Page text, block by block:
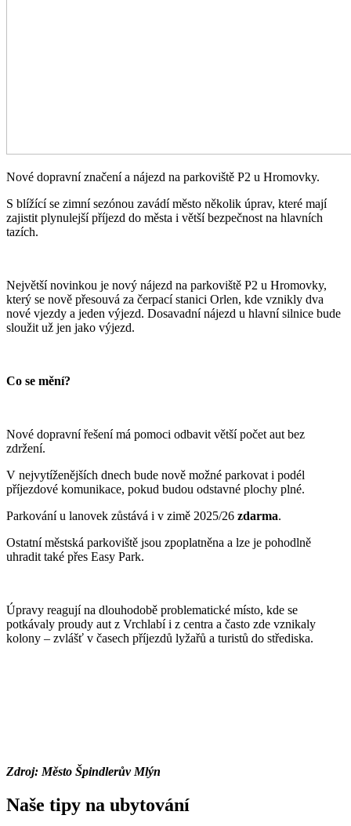
Nové dopravní značení a nájezd na parkoviště P2 u Hromovky.
S blížící se zimní sezónou zavádí město několik úprav, které mají
zajistit plynulejší příjezd do města i větší bezpečnost na hlavních
tazích.
Největší novinkou je nový nájezd na parkoviště P2 u Hromovky,
který se nově přesouvá za čerpací stanici Orlen, kde vznikly dva
nové vjezdy a jeden výjezd. Dosavadní nájezd u hlavní silnice bude
sloužit už jen jako výjezd.
Co se mění?
Nové dopravní řešení má pomoci odbavit větší počet aut bez
zdržení.
V nejvytíženějších dnech bude nově možné parkovat i podél
příjezdové komunikace, pokud budou odstavné plochy plné.
Parkování u lanovek zůstává i v zimě 2025/26 zdarma.
Ostatní městská parkoviště jsou zpoplatněna a lze je pohodlně
uhradit také přes Easy Park.
Úpravy reagují na dlouhodobě problematické místo, kde se
potkávaly proudy aut z Vrchlabí i z centra a často zde vznikaly
kolony – zvlášť v časech příjezdů lyžařů a turistů do střediska.
Zdroj: Město Špindlerův Mlýn
Naše tipy na ubytování